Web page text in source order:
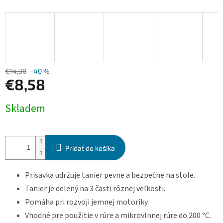
€14,30 –40 %
€8,58
cena:
Skladem
Pridať do košíka
Prísavka udržuje tanier pevne a bezpečne na stole.
Tanier je delený na 3 časti rôznej veľkosti.
Pomáha pri rozvoji jemnej motoriky.
Vhodné pre použitie v rúre a mikrovlnnej rúre do 200 °C.